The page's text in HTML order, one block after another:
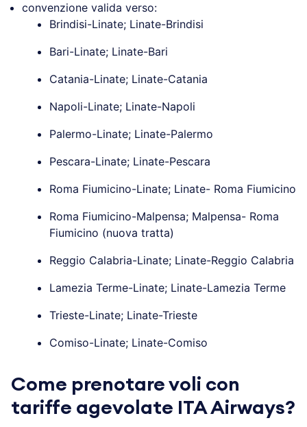
convenzione valida verso:
Brindisi-Linate; Linate-Brindisi
Bari-Linate; Linate-Bari
Catania-Linate; Linate-Catania
Napoli-Linate; Linate-Napoli
Palermo-Linate; Linate-Palermo
Pescara-Linate; Linate-Pescara
Roma Fiumicino-Linate; Linate- Roma Fiumicino
Roma Fiumicino-Malpensa; Malpensa- Roma
Fiumicino (nuova tratta)
Reggio Calabria-Linate; Linate-Reggio Calabria
Lamezia Terme-Linate; Linate-Lamezia Terme
Trieste-Linate; Linate-Trieste
Comiso-Linate; Linate-Comiso
Come prenotare voli con
tariffe agevolate ITA Airways?